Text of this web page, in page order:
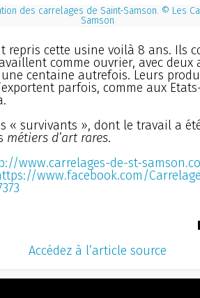
des carrelages de Saint-Samson. © Les
Samson
repris cette usine voilà 8 ans. Ils
comme ouvrier, avec deux
centaine autrefois. Leurs
parfois, comme aux
« survivants », dont le travail a
métiers d’art rares.
www.carrelages-de-st-
www.facebook.com/
Accédez à l’article source